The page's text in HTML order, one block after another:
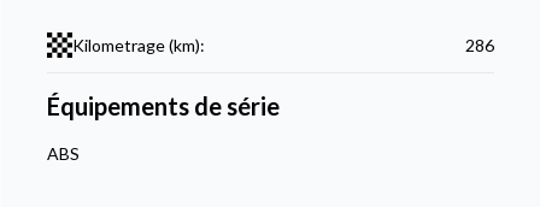
Kilometrage (km): 286
Équipements de série
ABS